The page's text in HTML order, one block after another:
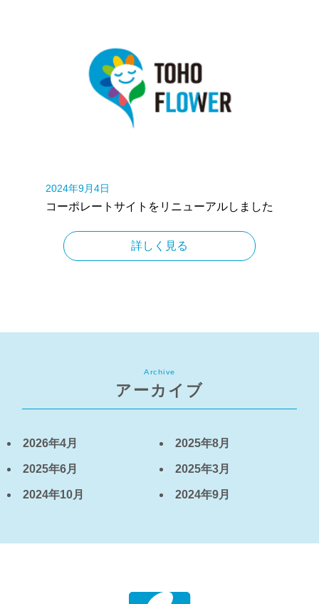
2024年9月4日
コーポレートサイトをリニューアルしました
詳しく見る
Archive
アーカイブ
2026年4月 2025年8月
2025年6月 2025年3月
2024年10月 2024年9月